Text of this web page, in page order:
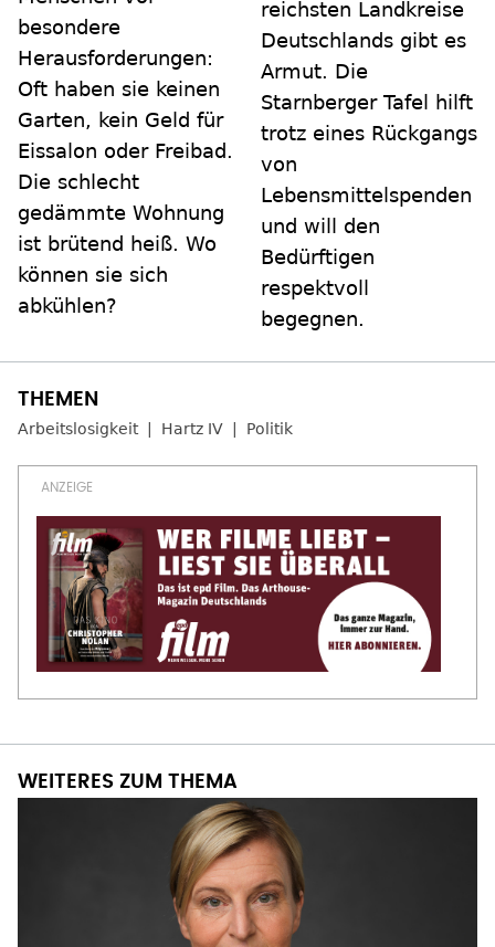
besondere
Herausforderungen:
Oft haben sie keinen
Garten, kein Geld für
Eissalon oder Freibad.
Die schlecht
gedämmte Wohnung
ist brütend heiß. Wo
können sie sich
abkühlen?
reichsten Landkreise
Deutschlands gibt es
Armut. Die
Starnberger Tafel hilft
trotz eines Rückgangs
von
Lebensmittelspenden
und will den
Bedürftigen
respektvoll
begegnen.
Arbeitslosigkeit Hartz IV Politik